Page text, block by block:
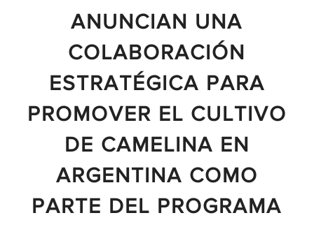
ANUNCIAN UNA
COLABORACIÓN
ESTRATÉGICA PARA
PROMOVER EL CULTIVO
DE CAMELINA EN
ARGENTINA COMO
PARTE DEL PROGRAMA